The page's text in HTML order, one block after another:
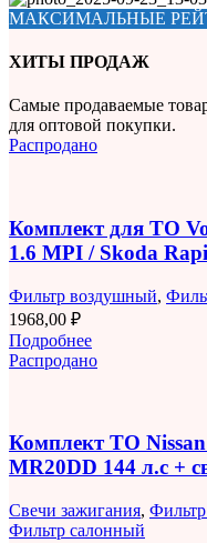
МАКСИМАЛЬНЫЕ
ХИТЫ ПРОДАЖ
Самые продаваемые
для оптовой покупки.
Распродано
Комплект для ТО
1.6 MPI / Skoda
Фильтр воздушный,
1968,00 ₽
Подробнее
Распродано
Комплект ТО
MR20DD 144 л.с +
Свечи зажигания,
Фильтр салонный